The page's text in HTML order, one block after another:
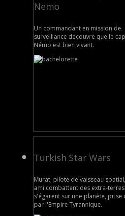
Nemo
Un commandant en mission de
surveillance découvre que le
Némo est bien vivant.
Turkish Star Wars
Murat, pilote de vaisseau
ami combattent des extra-
s'égarent sur une planète, prise
par l'Empire Tyrannique.